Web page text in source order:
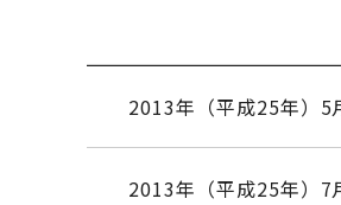
2013年（平成25年）5
2013年（平成25年）7